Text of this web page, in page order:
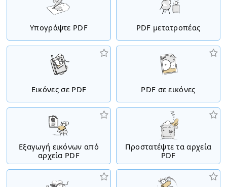
Υπογράψτε PDF PDF μετατροπέας
Εικόνες σε PDF PDF σε εικόνες
Εξαγωγή εικόνων από
αρχεία PDF
Προστατέψτε τα αρχεία
PDF